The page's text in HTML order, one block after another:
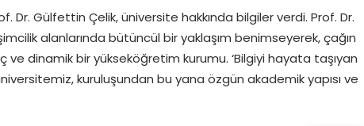
Gülfettin Çelik, üniversite hakkında bilgiler verdi. Prof. Dr.
alanlarında bütüncül bir yaklaşım benimseyerek, çağın
dinamik bir yükseköğretim kurumu. ‘Bilgiyi hayata taşıyan
kuruluşundan bu yana özgün akademik yapısı ve